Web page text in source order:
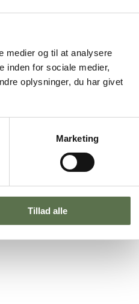
medier og til at analysere
inden for sociale medier,
oplysninger, du har givet
Marketing
Tillad alle
hvis du vil have en kage, der
hellere have den klassiske
– og velbekomme!